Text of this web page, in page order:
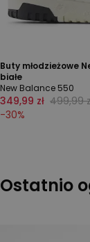
Buty młodzieżowe
białe
New Balance 550
349,99 zł 499,99
-30%
Ostatnio